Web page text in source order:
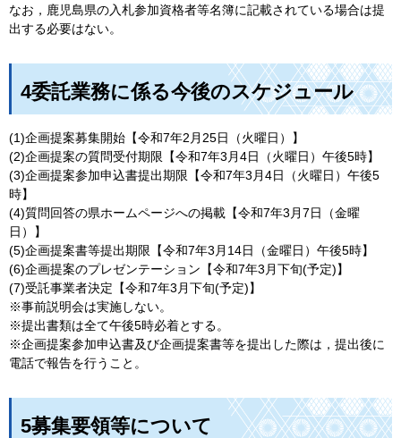
なお，鹿児島県の入札参加資格者等名簿に記載されている場合は提
出する必要はない。
4委託業務に係る今後のスケジュール
(1)企画提案募集開始【令和7年2月25日（火曜日）】
(2)企画提案の質問受付期限【令和7年3月4日（火曜日）午後5時】
(3)企画提案参加申込書提出期限【令和7年3月4日（火曜日）午後5
時】
(4)質問回答の県ホームページへの掲載【令和7年3月7日（金曜
日）】
(5)企画提案書等提出期限【令和7年3月14日（金曜日）午後5時】
(6)企画提案のプレゼンテーション【令和7年3月下旬(予定)】
(7)受託事業者決定【令和7年3月下旬(予定)】
※事前説明会は実施しない。
※提出書類は全て午後5時必着とする。
※企画提案参加申込書及び企画提案書等を提出した際は，提出後に
電話で報告を行うこと。
5募集要領等について